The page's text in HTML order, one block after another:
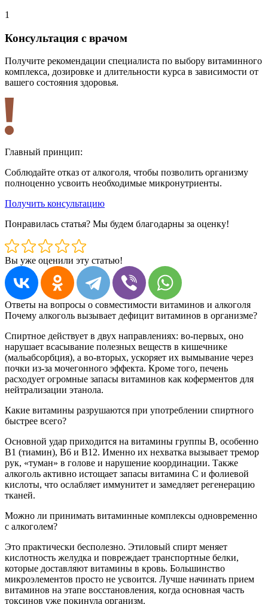
1
Консультация с врачом
Получите рекомендации специалиста по выбору витаминного
комплекса, дозировке и длительности курса в зависимости от
вашего состояния здоровья.
Главный принцип:
Соблюдайте отказ от алкоголя, чтобы позволить организму
полноценно усвоить необходимые микронутриенты.
Получить консультацию
Понравилась статья? Мы будем благодарны за оценку!
Вы уже оценили эту статью!
Ответы на вопросы о совместимости витаминов и алкоголя
Почему алкоголь вызывает дефицит витаминов в организме?
Спиртное действует в двух направлениях: во-первых, оно
нарушает всасывание полезных веществ в кишечнике
(мальабсорбция), а во-вторых, ускоряет их вымывание через
почки из-за мочегонного эффекта. Кроме того, печень
расходует огромные запасы витаминов как коферментов для
нейтрализации этанола.
Какие витамины разрушаются при употреблении спиртного
быстрее всего?
Основной удар приходится на витамины группы B, особенно
B1 (тиамин), B6 и B12. Именно их нехватка вызывает тремор
рук, «туман» в голове и нарушение координации. Также
алкоголь активно истощает запасы витамина C и фолиевой
кислоты, что ослабляет иммунитет и замедляет регенерацию
тканей.
Можно ли принимать витаминные комплексы одновременно
с алкоголем?
Это практически бесполезно. Этиловый спирт меняет
кислотность желудка и повреждает транспортные белки,
которые доставляют витамины в кровь. Большинство
микроэлементов просто не усвоится. Лучше начинать прием
витаминов на этапе восстановления, когда основная часть
токсинов уже покинула организм.